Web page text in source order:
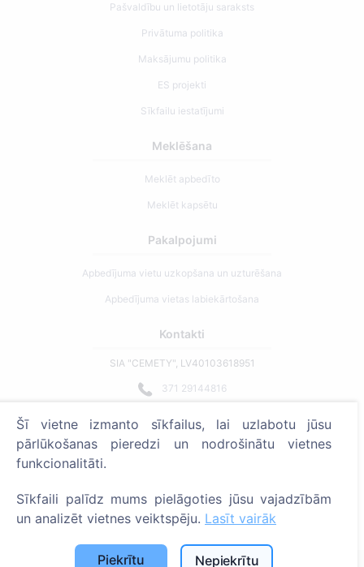
Pašvaldību un lietotāju saraksts
Privātuma politika
Maksājumu politika
ES projekti
Sīkfailu iestatījumi
Meklēšana
Meklēt apbedīto
Meklēt kapsētu
Pakalpojumi
Apbedījuma vietu uzkopšana un uzturēšana
Apbedījuma vietas labiekārtošana
Kontakti
SIA "CEMETY", LV40103618951
371 29144816
Strādājam visā Latvijā!
Administratoriem
© 2013 - 2026 Cemety Visas tiesības aizsargātas
Šī vietne izmanto sīkfailus, lai uzlabotu jūsu
pārlūkošanas pieredzi un nodrošinātu vietnes
funkcionalitāti.
Sīkfaili palīdz mums pielāgoties jūsu vajadzībām
un analizēt vietnes veiktspēju. Lasīt vairāk
Piekrītu Nepiekrītu